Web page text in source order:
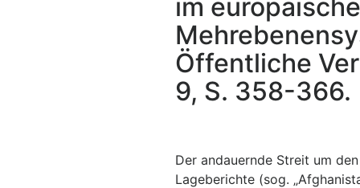
im
Öffentliche
9, S. 358-366.
Der andauernde Streit um
Lageberichte (sog.